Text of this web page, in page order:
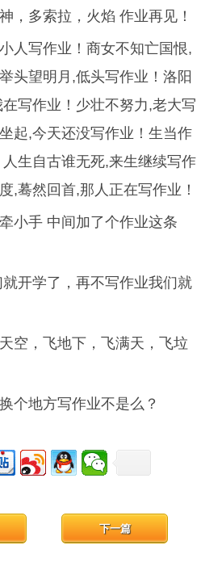
，多索拉，火焰 作业再见！
人写作业！商女不知亡国恨,
头望明月,低头写作业！洛阳
写作业！少壮不努力,老大写
起,今天还没写作业！生当作
生自古谁无死,来生继续写作
,蓦然回首,那人正在写作业！
小手 中间加了个作业这条
开学了，再不写作业我们就
空，飞地下，飞满天，飞垃
个地方写作业不是么？
下一篇